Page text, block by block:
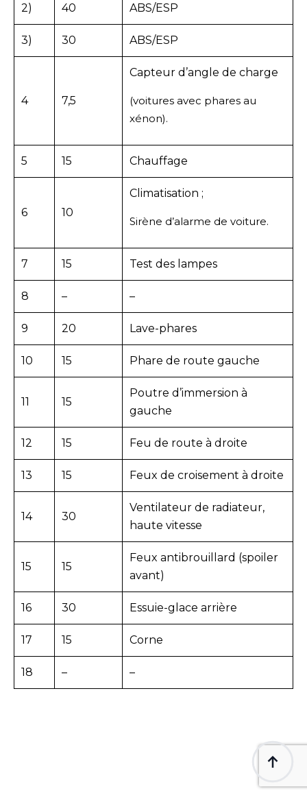
2) 40 ABS/ESP
3) 30 ABS/ESP
4 7,5
Capteur d’angle de charge
(voitures avec phares au
xénon).
5 15 Chauffage
6 10
Climatisation ;
Sirène d’alarme de voiture.
7 15 Test des lampes
8 – –
9 20 Lave-phares
10 15 Phare de route gauche
11 15
Poutre d’immersion à
gauche
12 15 Feu de route à droite
13 15 Feux de croisement à droite
14 30
Ventilateur de radiateur,
haute vitesse
15 15
Feux antibrouillard (spoiler
avant)
16 30 Essuie-glace arrière
17 15 Corne
18 – –